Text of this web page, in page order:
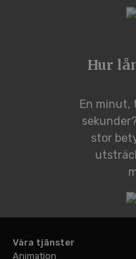
Hur
En minut,
stor
Våra tjänster
Animation